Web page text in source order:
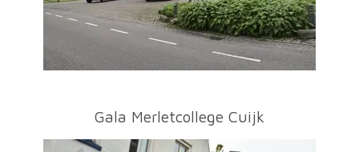
Gala Merletcollege Cuijk